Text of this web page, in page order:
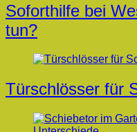
Soforthilfe bei
tun?
Türschlösser für